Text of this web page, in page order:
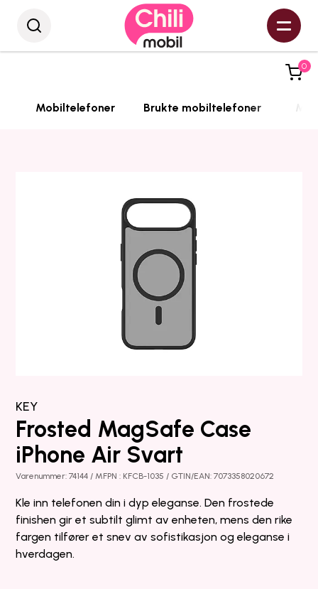
0
Mobiltelefoner Brukte mobiltelefoner
KEY
Frosted MagSafe Case
iPhone Air Svart
Varenummer: 74144 / MFPN : KFCB-1035 / GTIN/EAN: 7073358020672
Kle inn telefonen din i dyp eleganse. Den frostede
finishen gir et subtilt glimt av enheten, mens den rike
fargen tilfører et snev av sofistikasjon og eleganse i
hverdagen.